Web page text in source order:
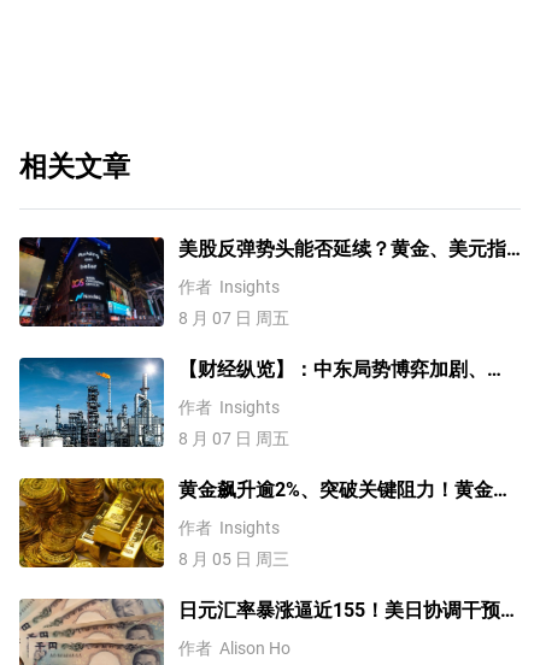
相关文章
美股反弹势头能否延续？黄金、美元指
数、费半指数、纳指100技术分析
作者 Insights
8 月 07 日 周五
【财经纵览】：中东局势博弈加剧、
WTI原油涨超4%，10年期美债收益率、
美元反弹，道指终结五连涨！
作者 Insights
8 月 07 日 周五
黄金飙升逾2%、突破关键阻力！黄金、
WTI原油、美元指数、纳指100指数技术
分析
作者 Insights
8 月 05 日 周三
日元汇率暴涨逼近155！美日协调干预后
，未来上涨还是下跌？
作者 Alison Ho